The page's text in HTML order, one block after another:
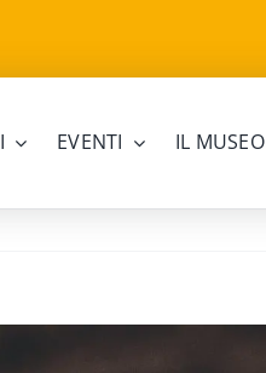
EVENTI IL MUSEO